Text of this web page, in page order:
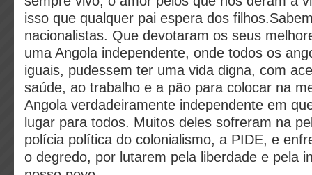
isso que qualquer pai espera dos
nacionalistas. Que devotaram os seus
uma Angola independente, onde todos os
iguais, pudessem ter uma vida digna, com
saúde, ao trabalho e a pão para colocar na
Angola verdadeiramente independente em
lugar para todos. Muitos deles sofreram na
polícia política do colonialismo, a PIDE, e
o degredo, por lutarem pela liberdade e pela